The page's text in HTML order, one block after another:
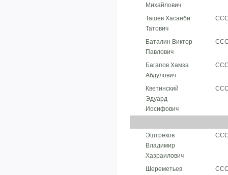
Михайлович
Ташев Хасанби
Татович
Баталин Виктор
Павлович
Багапов Хамза
Абдулович
Кветинский
Эдуард
Иосифович
Эштреков
Владимир
Хазраилович
Шереметьев